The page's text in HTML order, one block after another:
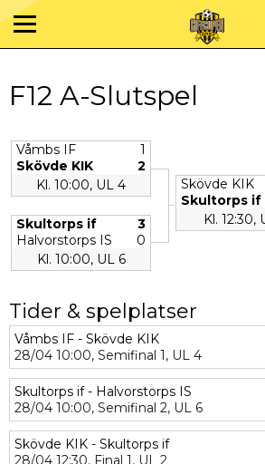
F12 A-Slutspel
Våmbs IF
1
Skövde KIK
2
Kl. 10:00, UL 4
Skultorps if
3
Halvorstorps IS
0
Kl. 10:00, UL 6
Skövde KIK
Skultorps if
Kl. 12:30,
Tider & spelplatser
Våmbs IF - Skövde KIK
28/04 10:00, Semifinal 1, UL 4
Skultorps if - Halvorstorps IS
28/04 10:00, Semifinal 2, UL 6
Skövde KIK - Skultorps if
28/04 12:30, Final 1, UL 2